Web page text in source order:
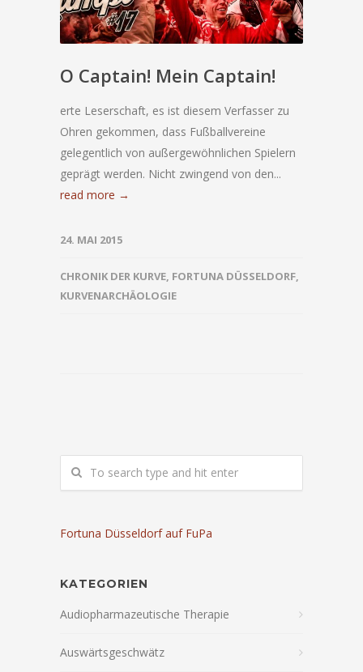
O Captain! Mein Captain!
erte Leserschaft, es ist diesem Verfasser zu
Ohren gekommen, dass Fußballvereine
gelegentlich von außergewöhnlichen Spielern
geprägt werden. Nicht zwingend von den...
read more →
24. MAI 2015
CHRONIK DER KURVE, FORTUNA DÜSSELDORF,
KURVENARCHÄOLOGIE
Fortuna Düsseldorf auf FuPa
KATEGORIEN
Audiopharmazeutische Therapie
Auswärtsgeschwätz